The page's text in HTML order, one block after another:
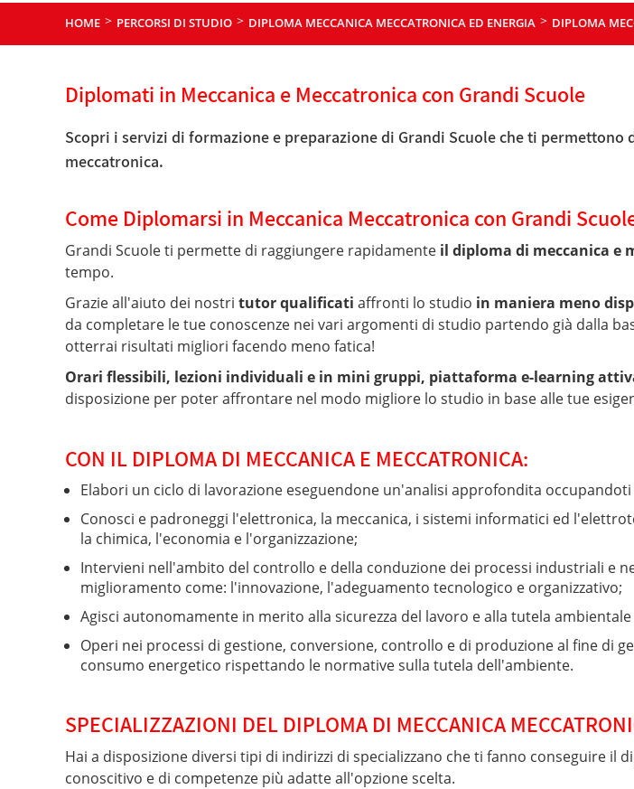
HOME > PERCORSI DI STUDIO > DIPLOMA MECCANICA MECCATRONICA ED ENERGIA > DIPLOMA
Diplomati in Meccanica e Meccatronica con Grandi Scuole
Scopri i servizi di formazione e preparazione di Grandi Scuole che ti
meccatronica.
Come Diplomarsi in Meccanica Meccatronica con Grandi
Grandi Scuole ti permette di raggiungere rapidamente il diploma di meccanica e
tempo.
Grazie all'aiuto dei nostri tutor qualificati affronti lo studio in maniera meno
da completare le tue conoscenze nei vari argomenti di studio partendo già dalla
otterrai risultati migliori facendo meno fatica!
Orari flessibili, lezioni individuali e in mini gruppi, piattaforma e-learning
disposizione per poter affrontare nel modo migliore lo studio in base alle tue
CON IL DIPLOMA DI MECCANICA E MECCATRONICA:
Elabori un ciclo di lavorazione eseguendone un'analisi approfondita
Conosci e padroneggi l'elettronica, la meccanica, i sistemi informatici ed
la chimica, l'economia e l'organizzazione;
Intervieni nell'ambito del controllo e della conduzione dei processi industriali e
miglioramento come: l'innovazione, l'adeguamento tecnologico e organizzativo;
Agisci autonomamente in merito alla sicurezza del lavoro e alla tutela
Operi nei processi di gestione, conversione, controllo e di produzione al fine di
consumo energetico rispettando le normative sulla tutela dell'ambiente.
SPECIALIZZAZIONI DEL DIPLOMA DI MECCANICA
Hai a disposizione diversi tipi di indirizzi di specializzano che ti fanno conseguire il
conoscitivo e di competenze più adatte all'opzione scelta.